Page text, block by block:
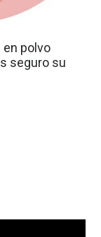
polvo
seguro su